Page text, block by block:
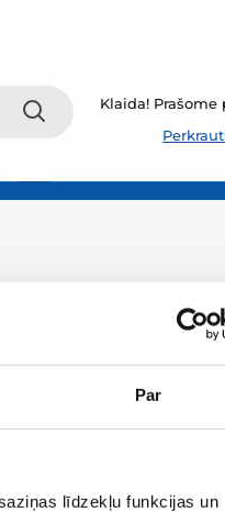
Par
līdzekļu funkcijas un
Klaida!